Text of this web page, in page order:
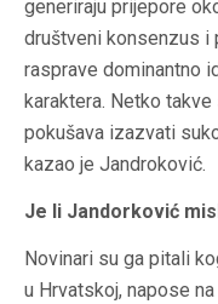
generiraju prijepore
društveni konsenzus i
rasprave dominantno
karaktera. Netko
pokušava izazvati
kazao je Jandroković.
Je li Jandorković
Novinari su ga pitali
u Hrvatskoj, napose